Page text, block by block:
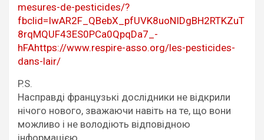
mesures-de-pesticides/?
fbclid=IwAR2F_QBebX_pfUVK8uoNIDgBH2RTKZuT
8rqMQUF43ES0PCa0QpqDa7_-
hFAhttps://www.respire-asso.org/les-pesticides-
dans-lair/
P.S.
Насправді французькі дослідники не відкрили
нічого нового, зважаючи навіть на те, що вони
можливо і не володіють відповідною
інформацією.